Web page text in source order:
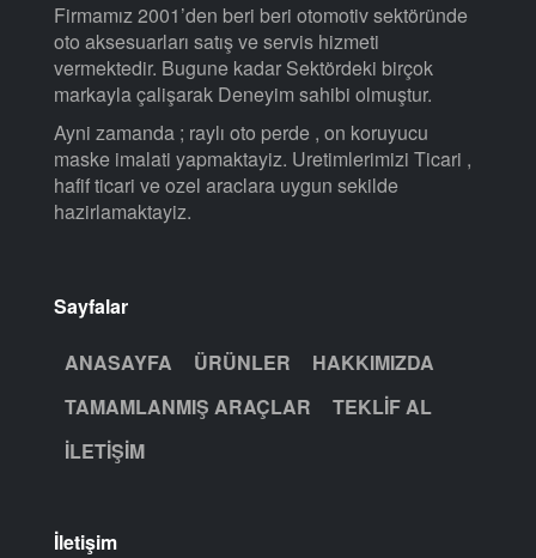
Firmamız 2001’den beri beri otomotiv sektöründe
oto aksesuarları satış ve servis hizmeti
vermektedir. Bugune kadar Sektördeki birçok
markayla çalişarak Deneyim sahibi olmuştur.
Ayni zamanda ; raylı oto perde , on koruyucu
maske imalati yapmaktayiz. Uretimlerimizi Ticari ,
hafif ticari ve ozel araclara uygun sekilde
hazirlamaktayiz.
Sayfalar
ANASAYFA ÜRÜNLER
HAKKIMIZDA
TAMAMLANMIŞ ARAÇLAR
TEKLIF AL
İLETIŞIM
İletişim